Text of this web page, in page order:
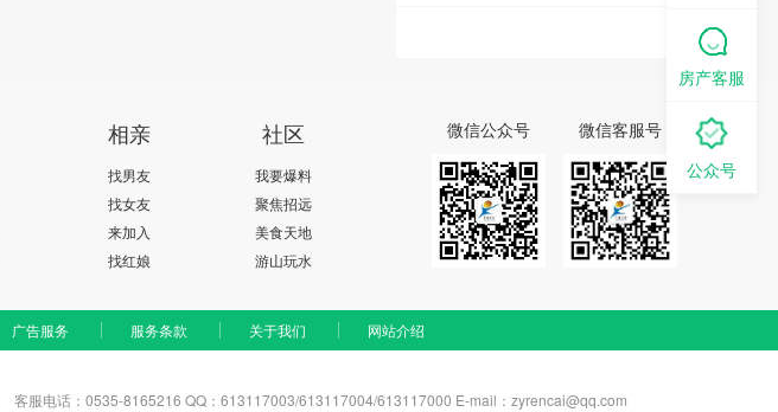
相亲
找男友
找女友
来加入
找红娘
社区
我要爆料
聚焦招远
美食天地
游山玩水
微信公众号 微信客服号
广告服务 服务条款 关于我们 网站介绍
客服电话：0535-8165216 QQ：613117003/613117004/613117000 E-mail：zyrencai@qq.com
房产客服
公众号